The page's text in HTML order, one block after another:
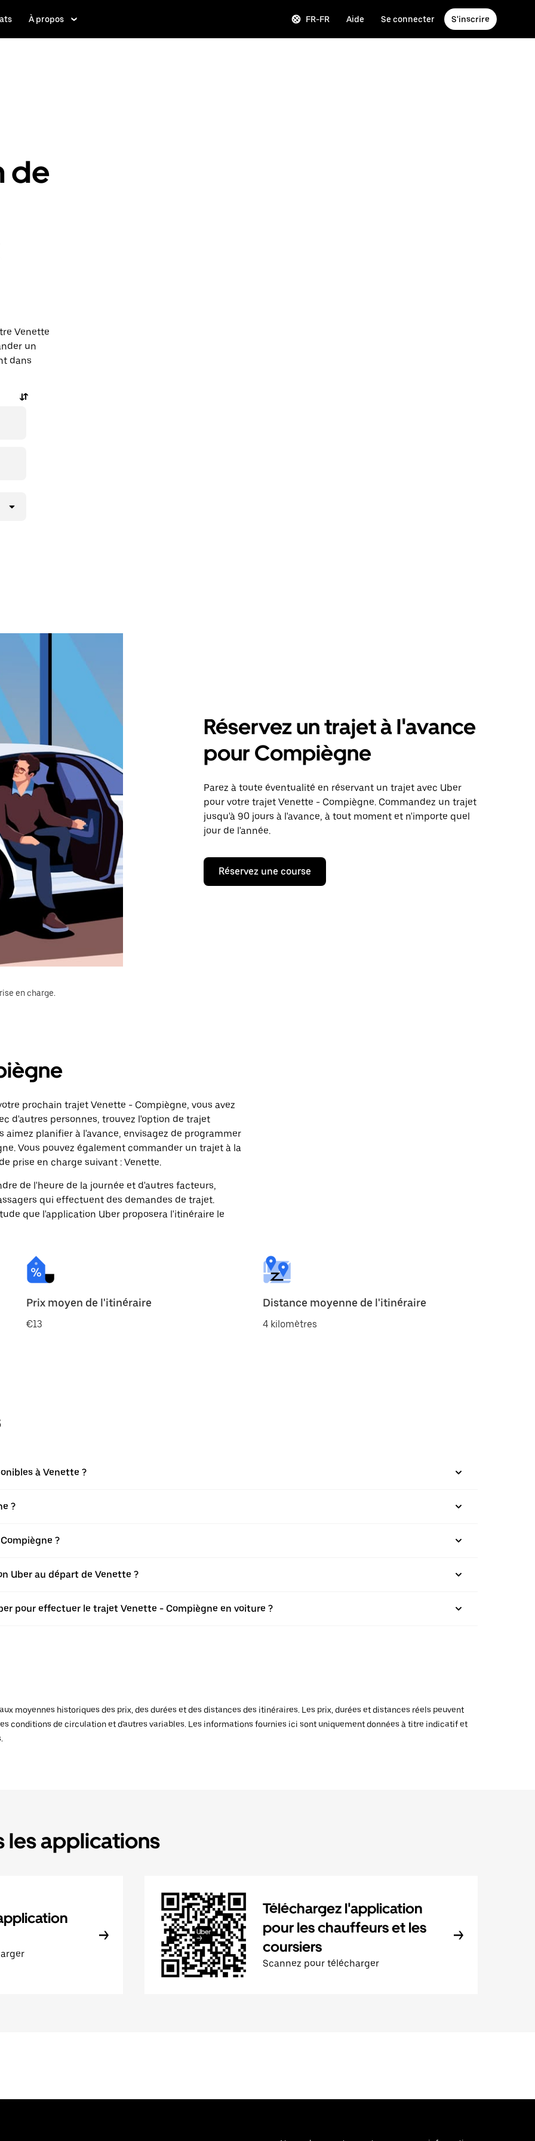
À propos FR-FR Aide Se connecter S'inscrire
de
Venette
un
dans
Réservez un trajet à l'avance
pour Compiègne
Parez à toute éventualité en réservant un trajet avec Uber
pour votre trajet Venette - Compiègne. Commandez un trajet
jusqu'à 90 jours à l'avance, à tout moment et n'importe quel
jour de l'année.
Réservez une course
en charge.
prochain trajet Venette - Compiègne, vous avez
d'autres personnes, trouvez l'option de trajet
aimez planifier à l'avance, envisagez de programmer
Vous pouvez également commander un trajet à la
prise en charge suivant : Venette.
de l'heure de la journée et d'autres facteurs,
qui effectuent des demandes de trajet.
que l'application Uber proposera l'itinéraire le
Prix moyen de l'itinéraire
€13
Distance moyenne de l'itinéraire
4 kilomètres
à Venette ?
?
?
Uber au départ de Venette ?
pour effectuer le trajet Venette - Compiègne en voiture ?
moyennes historiques des prix, des durées et des distances des itinéraires. Les prix, durées et distances réels peuvent
conditions de circulation et d'autres variables. Les informations fournies ici sont uniquement données à titre indicatif et
les applications
Téléchargez l'application
pour les chauffeurs et les
coursiers
Scannez pour télécharger